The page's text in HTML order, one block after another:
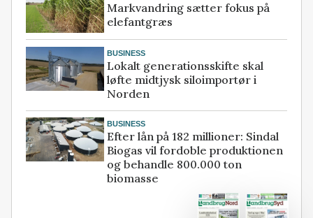
Markvandring sætter fokus på
elefantgræs
BUSINESS
Lokalt generationsskifte skal
løfte midtjysk siloimportør i
Norden
BUSINESS
Efter lån på 182 millioner: Sindal
Biogas vil fordoble produktionen
og behandle 800.000 ton
biomasse